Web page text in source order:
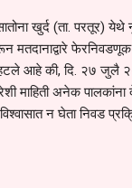
खुर्द (ता. परतूर)
मतदानाद्वारे
आहे की, दि. २७ जुलै
माहिती अनेक
न घेता निवड
या निवेदनाच्या प्रती
आल्या असून प्रशासन